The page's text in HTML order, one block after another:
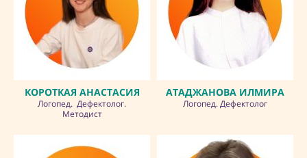
КОРОТКАЯ АНАСТАСИЯ
Логопед. Дефектолог.
Методист
АТАДЖАНОВА ИЛМИРА
Логопед. Дефектолог